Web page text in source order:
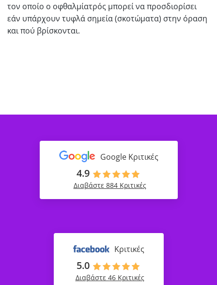
τον οποίο ο οφθαλμίατρός μπορεί να προσδιορίσει
εάν υπάρχουν τυφλά σημεία (σκοτώματα) στην όραση
και πού βρίσκονται.
Google Κριτικές
4.9
Διαβάστε 884 Κριτικές
Κριτικές
5.0
Διαβάστε 46 Κριτικές